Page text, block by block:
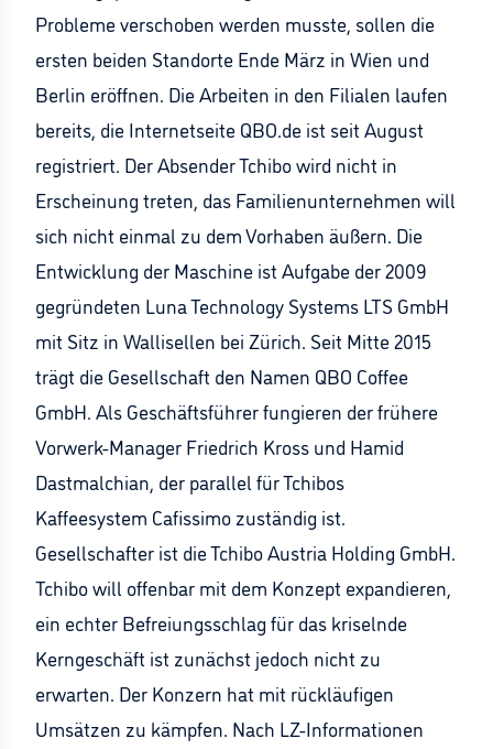
Probleme verschoben werden musste, sollen die
ersten beiden Standorte Ende März in Wien und
Berlin eröffnen. Die Arbeiten in den Filialen laufen
bereits, die Internetseite QBO.de ist seit August
registriert. Der Absender Tchibo wird nicht in
Erscheinung treten, das Familienunternehmen will
sich nicht einmal zu dem Vorhaben äußern. Die
Entwicklung der Maschine ist Aufgabe der 2009
gegründeten Luna Technology Systems LTS GmbH
mit Sitz in Wallisellen bei Zürich. Seit Mitte 2015
trägt die Gesellschaft den Namen QBO Coffee
GmbH. Als Geschäftsführer fungieren der frühere
Vorwerk-Manager Friedrich Kross und Hamid
Dastmalchian, der parallel für Tchibos
Kaffeesystem Cafissimo zuständig ist.
Gesellschafter ist die Tchibo Austria Holding GmbH.
Tchibo will offenbar mit dem Konzept expandieren,
ein echter Befreiungsschlag für das kriselnde
Kerngeschäft ist zunächst jedoch nicht zu
erwarten. Der Konzern hat mit rückläufigen
Umsätzen zu kämpfen. Nach LZ-Informationen